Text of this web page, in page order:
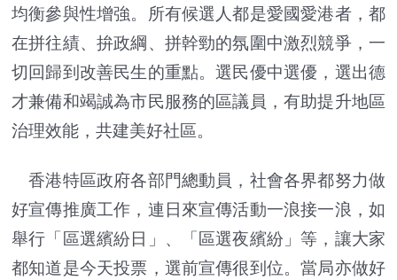
均衡參與性增強。所有候選人都是愛國愛港者，都
在拼往績、拚政綱、拼幹勁的氛圍中激烈競爭，一
切回歸到改善民生的重點。選民優中選優，選出德
才兼備和竭誠為市民服務的區議員，有助提升地區
治理效能，共建美好社區。
香港特區政府各部門總動員，社會各界都努力做
好宣傳推廣工作，連日來宣傳活動一浪接一浪，如
舉行「區選繽紛日」、「區選夜繽紛」等，讓大家
都知道是今天投票，選前宣傳很到位。當局亦做好